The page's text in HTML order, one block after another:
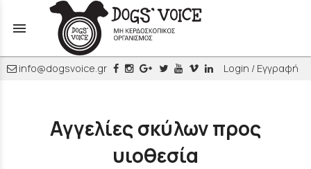
menu
info@dogsvoice.gr Login / Εγγραφή
Αγγελίες σκύλων προς
υιοθεσία